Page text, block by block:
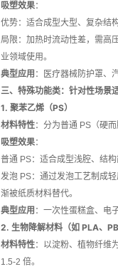
吸塑效果：
优势：适合成型大型、复杂结
局限：加热时流动性差，需高
业领域使用。
典型应用 ：医疗器械防护罩、
三、特殊功能类：针对性场景
1. 聚苯乙烯（PS）
材料特性：分为普通 PS（硬
吸塑效果：
普通 PS：适合成型浅腔、结
发泡 PS：通过发泡工艺制成
渐被纸质材料替代。
典型应用 ：一次性蛋糕盒、电
2. 生物降解材料（如 PLA、
材料特性：以淀粉、植物纤维
1.5-2 倍。